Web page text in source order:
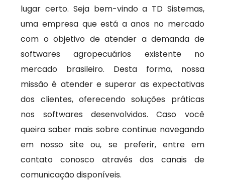
lugar certo. Seja bem-vindo a TD Sistemas,
uma empresa que está a anos no mercado
com o objetivo de atender a demanda de
softwares agropecuários existente no
mercado brasileiro. Desta forma, nossa
missão é atender e superar as expectativas
dos clientes, oferecendo soluções práticas
nos softwares desenvolvidos. Caso você
queira saber mais sobre continue navegando
em nosso site ou, se preferir, entre em
contato conosco através dos canais de
comunicação disponíveis.